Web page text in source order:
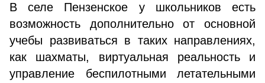
В селе Пензенское у школьников есть
возможность дополнительно от основной
учебы развиваться в таких направлениях,
как шахматы, виртуальная реальность и
управление беспилотными летательными